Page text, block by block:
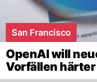
San Francisco
OpenAI will
Vorfällen